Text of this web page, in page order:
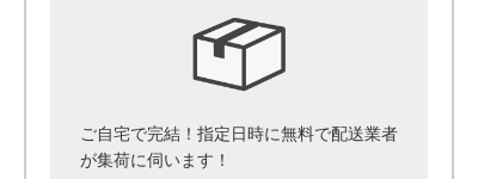
ご自宅で完結！指定日時に無料で配送業者
が集荷に伺います！